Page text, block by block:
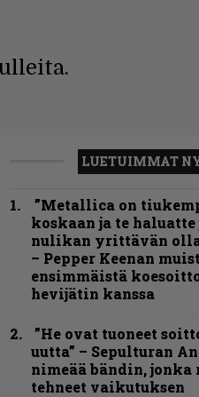
LUETUIMMAT
”Metallica on
koskaan ja te
nulikan yrittävän olla
– Pepper Keenan
ensimmäistä
hevijätin kanssa
”He ovat tuoneet
uutta” – Sepulturan
nimeää bändin,
tehneet vaikutuksen